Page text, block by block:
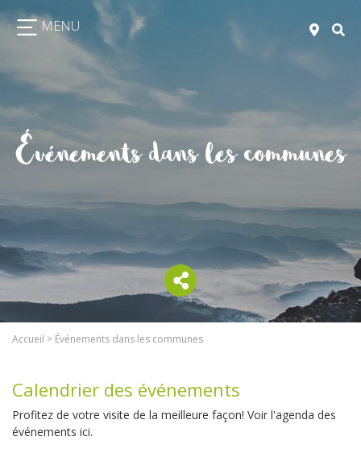
MENU
Événements dans les communes
Accueil > Événements dans les communes
Calendrier des événements
Profitez de votre visite de la meilleure façon! Voir l'agenda des
événements ici.